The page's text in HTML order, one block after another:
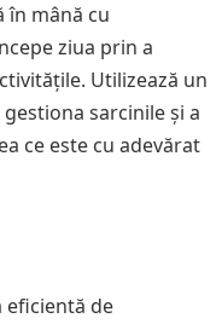
în mână cu
ziua prin a
Utilizează un
sarcinile și a
ce este cu adevărat
eficientă de